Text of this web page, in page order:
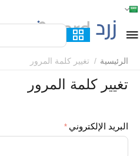
الرئيسية / تغيير كلمة المرور
تغيير كلمة المرور
البريد الإلكتروني
الرئيسية القائمة بحث